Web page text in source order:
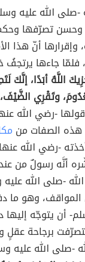
-صلى الله عليه
وحسن تصرّفها
وإقرارها أنّ هذا
جاءها يرتجفُ
اللَّهُ أبَدًا، إنَّكَ
وتَقْرِي
-رضي الله
الصفات من
-رضي الله
أنَّه رسولٌ من
-صلى الله
وهو ما
أن يتوجّه إليها
برجاحة عقلٍ
-صلى الله عليه